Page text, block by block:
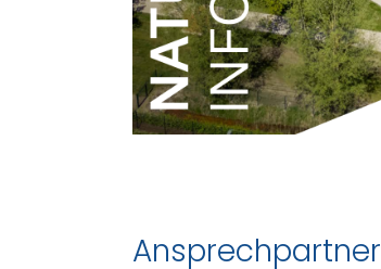
Ansprechpartner